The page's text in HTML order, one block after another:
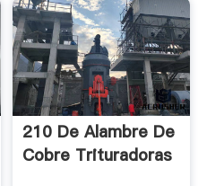
210 De Alambre De
Cobre Trituradoras